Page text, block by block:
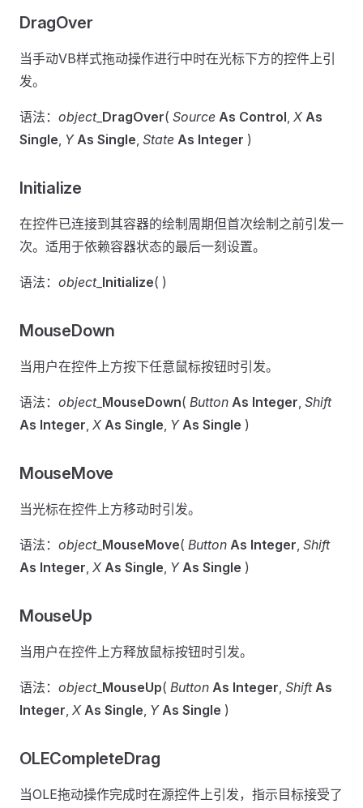
DragOver
当手动VB样式拖动操作进行中时在光标下方的控件上引
发。
语法： object_ DragOver( Source As Control, X As
Single, Y As Single, State As Integer )
Initialize
在控件已连接到其容器的绘制周期但首次绘制之前引发一
次。适用于依赖容器状态的最后一刻设置。
语法： object_ Initialize( )
MouseDown
当用户在控件上方按下任意鼠标按钮时引发。
语法： object_ MouseDown( Button As Integer, Shift
As Integer, X As Single, Y As Single )
MouseMove
当光标在控件上方移动时引发。
语法： object_ MouseMove( Button As Integer, Shift
As Integer, X As Single, Y As Single )
MouseUp
当用户在控件上方释放鼠标按钮时引发。
语法： object_ MouseUp( Button As Integer, Shift As
Integer, X As Single, Y As Single )
OLECompleteDrag
当OLE拖动操作完成时在源控件上引发，指示目标接受了